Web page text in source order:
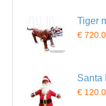
Tiger
€
Santa
€